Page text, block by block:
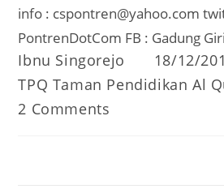
info : cspontren@yahoo.com
PontrenDotCom FB : Gadung Giri
Post
Ibnu Singorejo
Post
18/12/
Post
category:
TPQ Taman Pendidikan Al
Post
2 Comments